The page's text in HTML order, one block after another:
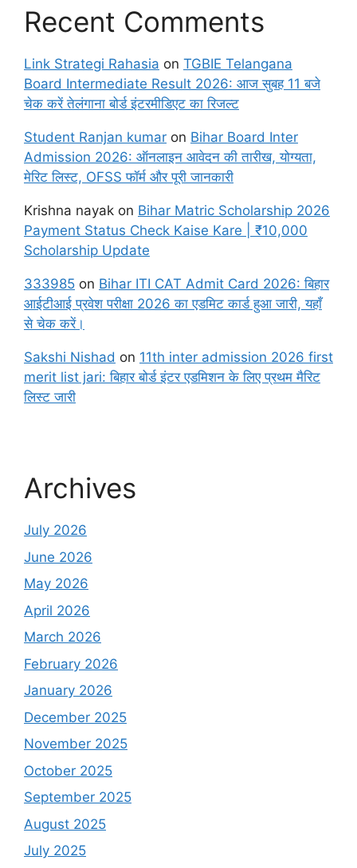
Recent Comments
Link Strategi Rahasia on TGBIE Telangana
Board Intermediate Result 2026: आज सुबह 11 बजे
चेक करें तेलंगाना बोर्ड इंटरमीडिएट का रिजल्ट
Student Ranjan kumar on Bihar Board Inter
Admission 2026: ऑनलाइन आवेदन की तारीख, योग्यता,
मेरिट लिस्ट, OFSS फॉर्म और पूरी जानकारी
Krishna nayak on Bihar Matric Scholarship 2026
Payment Status Check Kaise Kare | ₹10,000
Scholarship Update
333985 on Bihar ITI CAT Admit Card 2026: बिहार
आईटीआई प्रवेश परीक्षा 2026 का एडमिट कार्ड हुआ जारी, यहाँ
से चेक करें।
Sakshi Nishad on 11th inter admission 2026 first
merit list jari: बिहार बोर्ड इंटर एडमिशन के लिए प्रथम मैरिट
लिस्ट जारी
Archives
July 2026
June 2026
May 2026
April 2026
March 2026
February 2026
January 2026
December 2025
November 2025
October 2025
September 2025
August 2025
July 2025